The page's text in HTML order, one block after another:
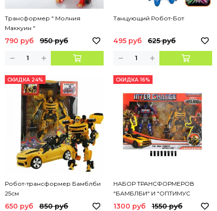
Трансформер " Молния
Маккуин "
790 руб 950 руб
Танцующий Робот-Бот
495 руб 625 руб
СКИДКА 24%
Робот-трансформер Бамблби
25см
650 руб 850 руб
СКИДКА 16%
НАБОР ТРАНСФОРМЕРОВ
"БАМБЛБИ" И "ОПТИМУС
ПРАЙМ" 25см
1300 руб 1550 руб